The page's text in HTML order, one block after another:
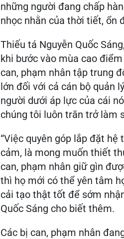
những người đang chấp
nhọc nhằn của thời tiết, ổn
Thiếu tá Nguyễn Quốc
khi bước vào mùa cao
can, phạm nhân tập trung
lớn đối với cả cán bộ quản
người dưới áp lực của cái
chúng tôi luôn trăn trở làm
“Việc quyên góp lắp đặt
cảm, là mong muốn thiết
can, phạm nhân giữ gìn
thì họ mới có thể yên tâm
cải tạo thật tốt để sớm
Quốc Sáng cho biết thêm.
Các bị can, phạm nhân